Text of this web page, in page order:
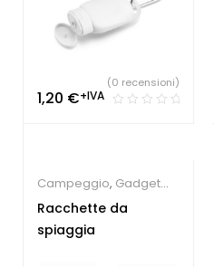
1,20 €+IVA
(0 recensioni)
Campeggio, Gadget
Estate,Giochi e
giocattoli
Racchette da
spiaggia